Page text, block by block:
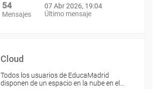
54
Mensajes
07 Abr 2026, 19:04
Último mensaje
Cloud
Todos los usuarios de EducaMadrid
disponen de un espacio en la nube en el…